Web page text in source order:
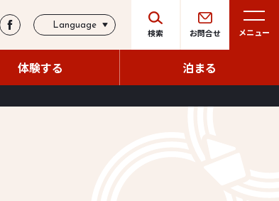
検索 お問合せ メニュー
体験する
体験する
泊まる
泊まる
Language